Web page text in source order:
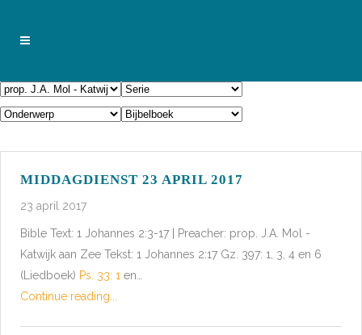
MIDDAGDIENST 23 APRIL 2017
23 april 2017
Bible Text: 1 Johannes 2:3-17 | Preacher: prop. J.A. Mol -
Katwijk aan Zee Tekst: 1 Johannes 2:17 Gz. 397: 1, 3, 4 en 6
(Liedboek) Ps. 33: 1 en…
Continue reading...